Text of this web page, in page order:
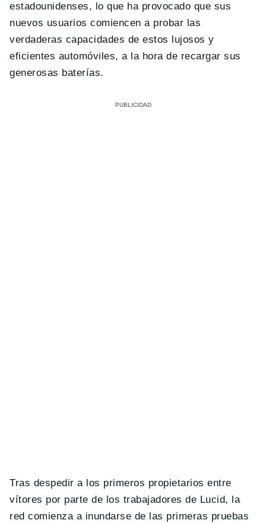
estadounidenses, lo que ha provocado que sus
nuevos usuarios comiencen a probar las
verdaderas capacidades de estos lujosos y
eficientes automóviles, a la hora de recargar sus
generosas baterías.
Tras despedir a los primeros propietarios entre
vítores por parte de los trabajadores de Lucid, la
red comienza a inundarse de las primeras pruebas